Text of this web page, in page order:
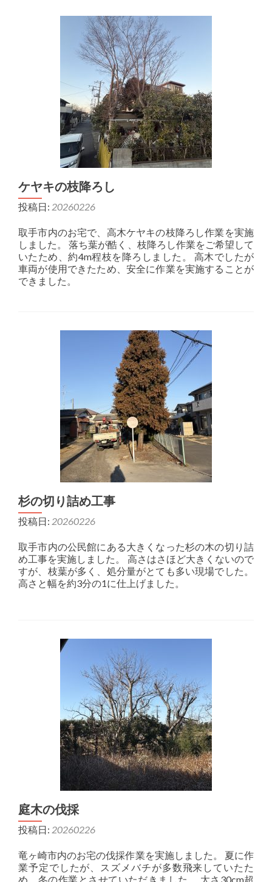
ケヤキの枝降ろし
投稿日: 20260226
取手市内のお宅で、高木ケヤキの枝降ろし作業を実施
しました。 落ち葉が酷く、枝降ろし作業をご希望して
いたため、約4m程枝を降ろしました。 高木でしたが
車両が使用できたため、安全に作業を実施することが
できました。
杉の切り詰め工事
投稿日: 20260226
取手市内の公民館にある大きくなった杉の木の切り詰
め工事を実施しました。 高さはさほど大きくないので
すが、枝葉が多く、処分量がとても多い現場でした。
高さと幅を約3分の1に仕上げました。
庭木の伐採
投稿日: 20260226
竜ヶ崎市内のお宅の伐採作業を実施しました。 夏に作
業予定でしたが、スズメバチが多数飛来していたた
め、冬の作業とさせていただきました。 太さ30cm超